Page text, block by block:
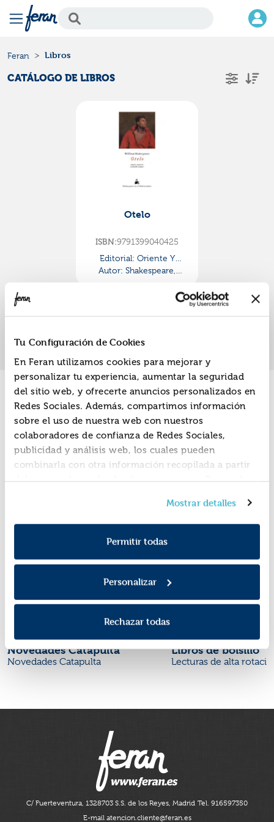
Tu Configuración de Cookies
En Feran utilizamos cookies para mejorar y
personalizar tu experiencia, aumentar la seguridad
del sitio web, y ofrecerte anuncios personalizados en
Redes Sociales. Además, compartimos información
sobre el uso de nuestra web con nuestros
colaboradores de confianza de Redes Sociales,
publicidad y análisis web, los cuales pueden
combinarla con otra información recopilada a partir
del uso que hayas hecho de sus servicios. Recuerda
consentimiento en cualquier momento. Para más
información consulta laPolítica de Cookiesy la
Política de Privacidad.
Mostrar detalles
Permitir todas
Personalizar
Rechazar todas
Feran Libros
CATÁLOGO DE LIBROS
Otelo
ISBN:9791399040425
Editorial: Oriente Y
Mediterraneo
Autor: Shakespeare,
Promociones
Novedades Catapulta
Novedades Catapulta
Libros de bolsillo
Lecturas de alta
C/ Fuerteventura, 1328703 S.S. de los Reyes, Madrid Tel. 916597350
E-mail atencion.cliente@feran.es